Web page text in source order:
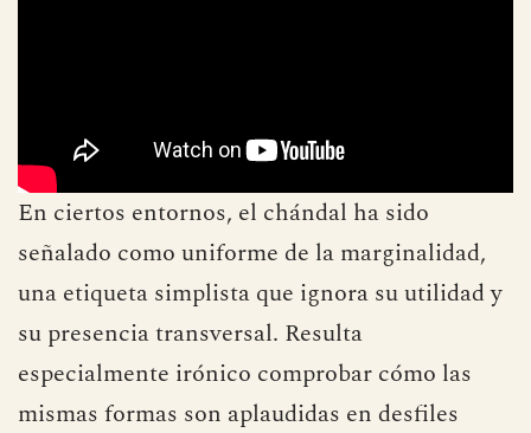
En ciertos entornos, el chándal ha sido
señalado como uniforme de la marginalidad,
una etiqueta simplista que ignora su utilidad y
su presencia transversal. Resulta
especialmente irónico comprobar cómo las
mismas formas son aplaudidas en desfiles